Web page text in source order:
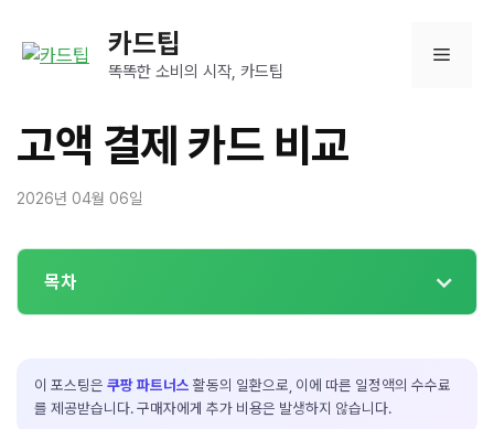
카드팁
똑똑한 소비의 시작, 카드팁
메
고액 결제 카드 비교
2026년 04월 06일
목차
이 포스팅은 쿠팡 파트너스 활동의 일환으로, 이에 따른 일정액의 수수료
를 제공받습니다. 구매자에게 추가 비용은 발생하지 않습니다.